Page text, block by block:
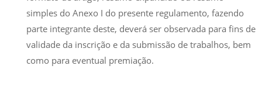
simples do Anexo I do presente regulamento, fazendo
parte integrante deste, deverá ser observada para fins de
validade da inscrição e da submissão de trabalhos, bem
como para eventual premiação.